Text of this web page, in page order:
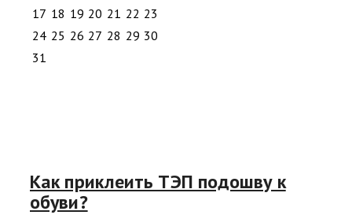
17 18 19 20 21 22 23
24 25 26 27 28 29 30
31
Как приклеить ТЭП подошву к
обуви?